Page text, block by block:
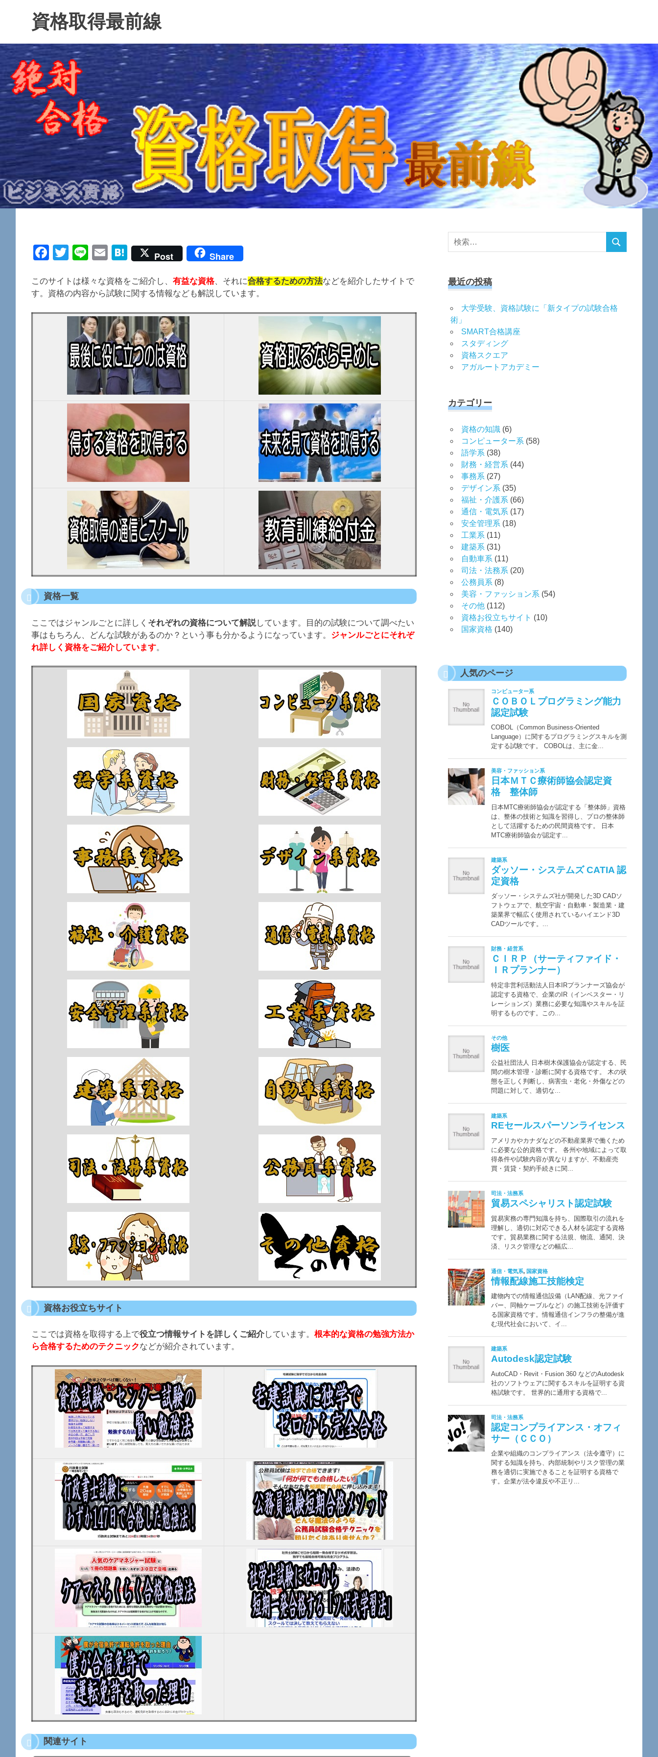
ツ
ス
キ
ッ
プ
資格取得最前線
トップページ
Facebook
TwitterLineEmailHatena
Post Share
このサイトは様々な資格をご紹介し、 有益な資格、それに合格するための方法などを紹介したサイトで
す。資格の内容から試験に関する情報なども解説しています。
資格一覧
ここではジャンルごとに詳しく それぞれの資格について解説しています。目的の試験について調べたい
事はもちろん、どんな試験があるのか？という事も分かるようになっています。 ジャンルごとにそれぞ
れ詳しく資格をご紹介しています。
資格お役立ちサイト
ここでは資格を取得する上で役立つ情報サイトを詳しくご紹介しています。 根本的な資格の勉強方法か
ら合格するためのテクニックなどが紹介されています。
関連サイト
検
検
最近の投稿
大学受験、資格試験に「新タイプの試験合格
術」
SMART合格講座
スタディング
資格スクエア
アガルートアカデミー
カテゴリー
資格の知識 (6)
コンピューター系 (58)
語学系 (38)
財務・経営系 (44)
事務系 (27)
デザイン系 (35)
福祉・介護系 (66)
通信・電気系 (17)
安全管理系 (18)
工業系 (11)
建築系 (31)
自動車系 (11)
司法・法務系 (20)
公務員系 (8)
美容・ファッション系 (54)
その他 (112)
資格お役立ちサイト (10)
国家資格 (140)
人気のページ